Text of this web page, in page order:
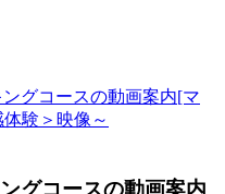
グコースの動画案内[マ
験＞映像～
グコースの動画案内